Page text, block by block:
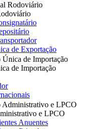
Rodoviário
de Exportação
Única de Importação
de Importação
Administrativo e LPCO
e LPCO
Anuentes